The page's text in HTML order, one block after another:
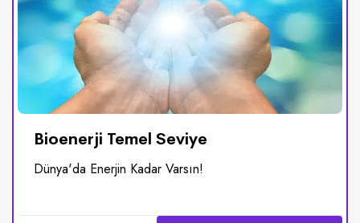
Bioenerji Temel Seviye
Dünya'da Enerjin Kadar Varsın!